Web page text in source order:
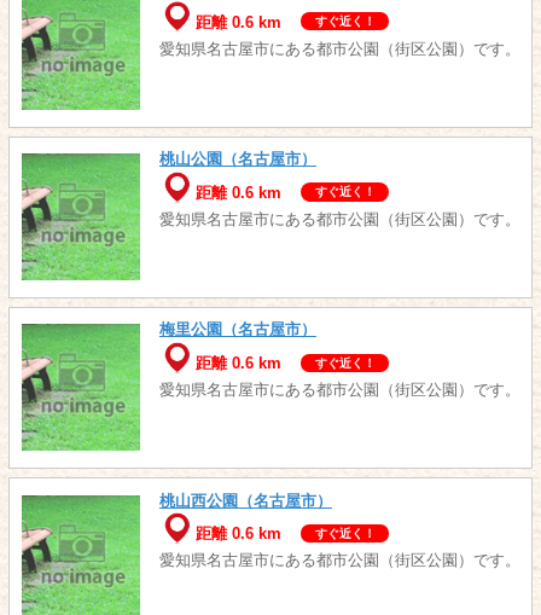
距離 0.6 km
すぐ近く！
愛知県名古屋市にある都市公園（街区公園）です。
桃山公園（名古屋市）
距離 0.6 km
すぐ近く！
愛知県名古屋市にある都市公園（街区公園）です。
梅里公園（名古屋市）
距離 0.6 km
すぐ近く！
愛知県名古屋市にある都市公園（街区公園）です。
桃山西公園（名古屋市）
距離 0.6 km
すぐ近く！
愛知県名古屋市にある都市公園（街区公園）です。